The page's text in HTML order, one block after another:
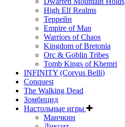
High Elf Realms
Террейн
Empire of Man
Warriors of Chaos
Kingdom of Bretonia
Orc & Goblin Tribes
Tomb Kings of Khemri
INFINITY (Corvus Belli)
Conquest
The Walking Dead
Зомбицид
Настольные игры
Манчкин